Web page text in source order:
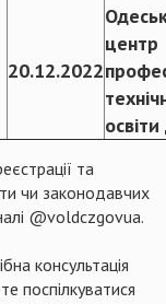
20.12.2022
центр
та
чи законодавчих
@voldczgovua.
консультація
поспілкуватися